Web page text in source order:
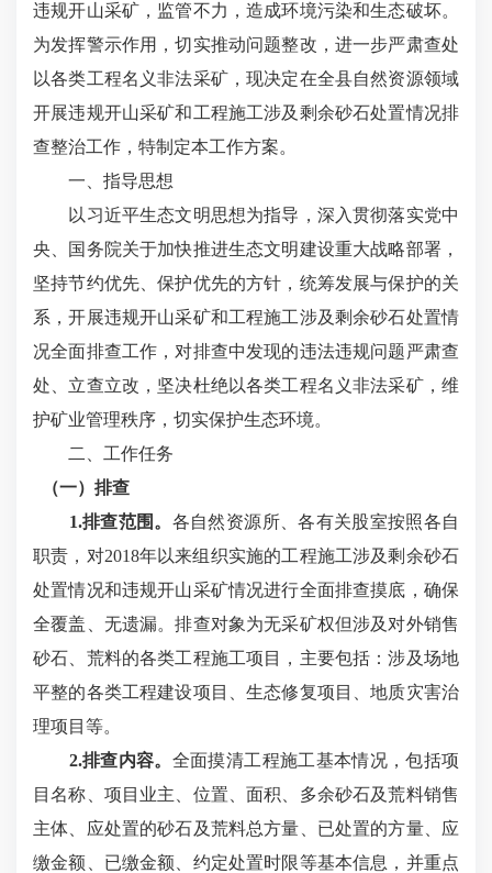
违规开山采矿，监管不力，造成环境污染和生态破坏。
为发挥警示作用，切实推动问题整改，进一步严肃查处
以各类工程名义非法采矿，现决定在全县自然资源领域
开展违规开山采矿和工程施工涉及剩余砂石处置情况排
查整治工作，特制定本工作方案。
一、指导思想
以习近平生态文明思想为指导，深入贯彻落实党中
央、国务院关于加快推进生态文明建设重大战略部署，
坚持节约优先、保护优先的方针，统筹发展与保护的关
系，开展违规开山采矿和工程施工涉及剩余砂石处置情
况全面排查工作，对排查中发现的违法违规问题严肃查
处、立查立改，坚决杜绝以各类工程名义非法采矿，维
护矿业管理秩序，切实保护生态环境。
二、工作任务
（一）排查
1.排查范围。 各自然资源所、各有关股室按照各自
职责，对2018年以来组织实施的工程施工涉及剩余砂石
处置情况和违规开山采矿情况进行全面排查摸底，确保
全覆盖、无遗漏。排查对象为无采矿权但涉及对外销售
砂石、荒料的各类工程施工项目，主要包括：涉及场地
平整的各类工程建设项目、生态修复项目、地质灾害治
理项目等。
2.排查内容。 全面摸清工程施工基本情况，包括项
目名称、项目业主、位置、面积、多余砂石及荒料销售
主体、应处置的砂石及荒料总方量、已处置的方量、应
缴金额、已缴金额、约定处置时限等基本信息，并重点